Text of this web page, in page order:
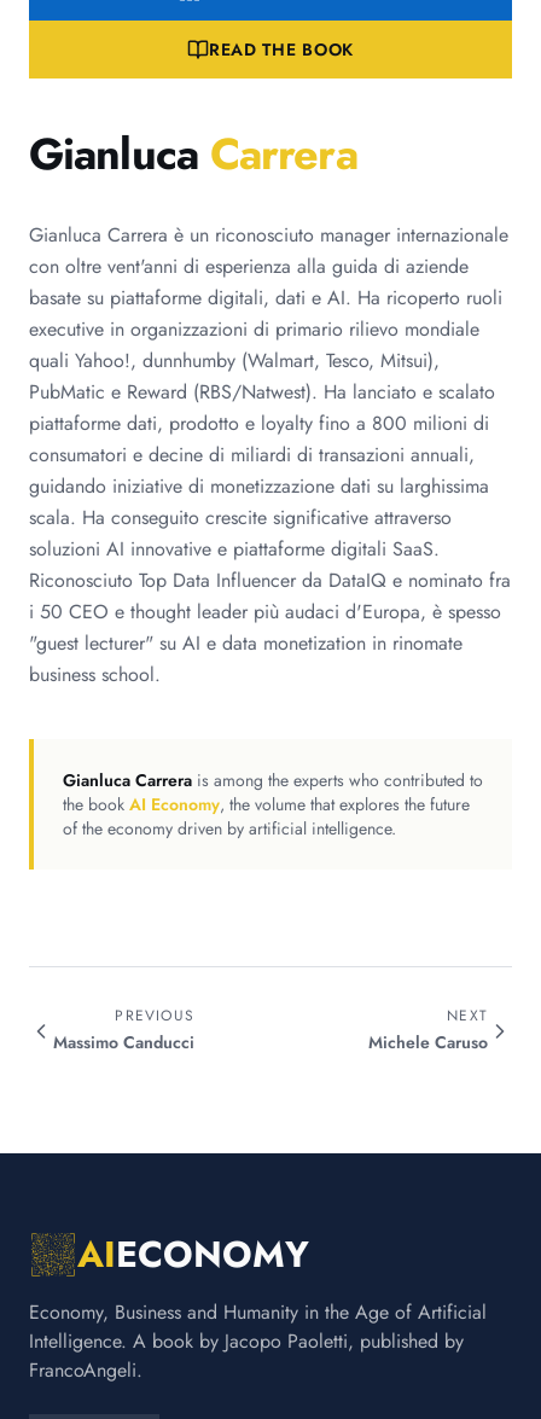
READ THE BOOK
Gianluca Carrera
Gianluca Carrera è un riconosciuto manager internazionale
con oltre vent'anni di esperienza alla guida di aziende
basate su piattaforme digitali, dati e AI. Ha ricoperto ruoli
executive in organizzazioni di primario rilievo mondiale
quali Yahoo!, dunnhumby (Walmart, Tesco, Mitsui),
PubMatic e Reward (RBS/Natwest). Ha lanciato e scalato
piattaforme dati, prodotto e loyalty fino a 800 milioni di
consumatori e decine di miliardi di transazioni annuali,
guidando iniziative di monetizzazione dati su larghissima
scala. Ha conseguito crescite significative attraverso
soluzioni AI innovative e piattaforme digitali SaaS.
Riconosciuto Top Data Influencer da DataIQ e nominato fra
i 50 CEO e thought leader più audaci d'Europa, è spesso
"guest lecturer" su AI e data monetization in rinomate
business school.
Gianluca Carrera is among the experts who contributed to
the book AI Economy, the volume that explores the future
of the economy driven by artificial intelligence.
PREVIOUS
Massimo Canducci
NEXT
Michele Caruso
AIECONOMY
Economy, Business and Humanity in the Age of Artificial
Intelligence. A book by Jacopo Paoletti, published by
FrancoAngeli.